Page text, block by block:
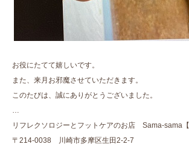
お役にたてて嬉しいです。
また、来月お邪魔させていただきます。
このたびは、誠にありがとうございました。
リフレクソロジーとフットケアのお店 Sama-sama【
〒214-0038 川崎市多摩区生田2-2-7